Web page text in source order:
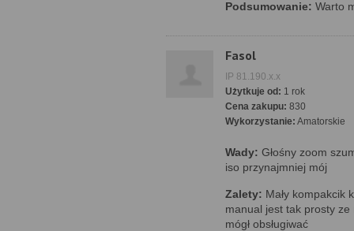
Podsumowanie: Warto
Fasol
IP 81.190.x.x
Użytkuje od: 1 rok
Cena zakupu: 830
Wykorzystanie: Amatorskie
Wady: Głośny zoom
iso przynajmniej mój
Zalety: Mały kompakcik
manual jest tak prosty
mógł obsługiwać